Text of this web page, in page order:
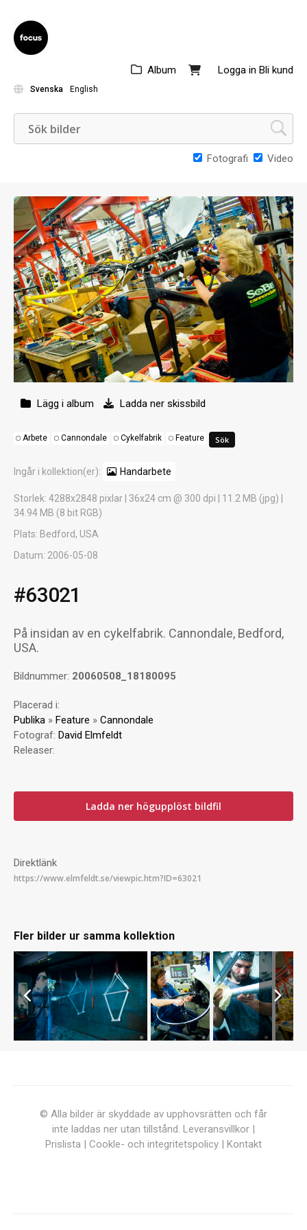
Logga in Bli kund
Album
Svenska English
Fotografi Video
Lägg i album Ladda ner skissbild
Arbete Cannondale Cykelfabrik Feature
Ingår i kollektion(er): Handarbete
Storlek: 4288x2848 pixlar | 36x24 cm @ 300 dpi | 11.2 MB (jpg) |
34.94 MB (8 bit RGB)
Plats: Bedford, USA
Datum: 2006-05-08
#63021
På insidan av en cykelfabrik. Cannondale, Bedford,
USA.
Bildnummer: 20060508_18180095
Placerad i:
Publika » Feature » Cannondale
Fotograf: David Elmfeldt
Releaser:
Ladda ner högupplöst bildfil
Direktlänk
Fler bilder ur samma kollektion
© Alla bilder är skyddade av upphovsrätten och får
inte laddas ner utan tillstånd. Leveransvillkor |
Prislista | Cookle- och integritetspolicy | Kontakt